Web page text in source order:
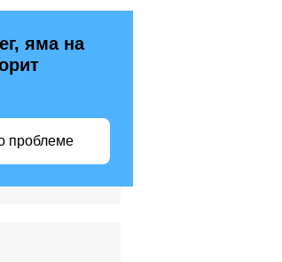
яма на
проблеме